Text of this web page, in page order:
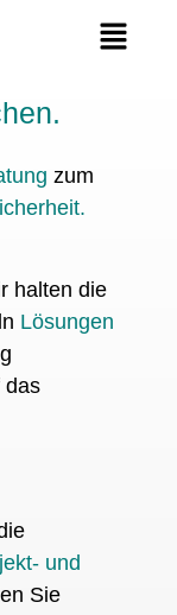
zum
.
halten die
Lösungen
das
und
Sie